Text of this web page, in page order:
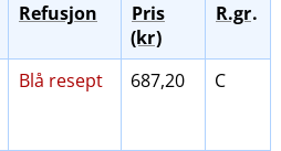
Refusjon
Pris
(kr)
R.gr.
Blå resept 687,20 C